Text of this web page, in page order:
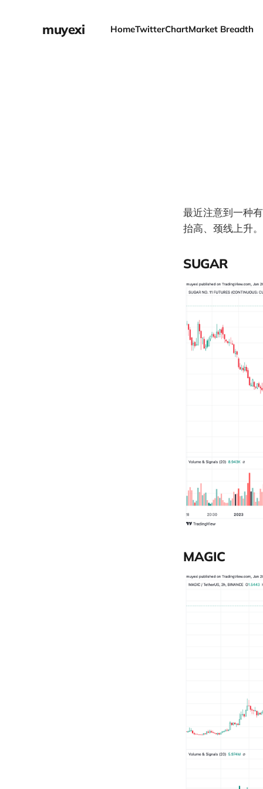
muyexi HomeTwitterChartMarket Breadth
最近注意到一种
抬高、颈线上升
SUGAR
MAGIC